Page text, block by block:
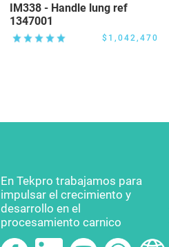
IM338 - Handle lung ref
1347001
$1,042,470
En Tekpro trabajamos para
impulsar el crecimiento y
desarrollo en el
procesamiento carnico